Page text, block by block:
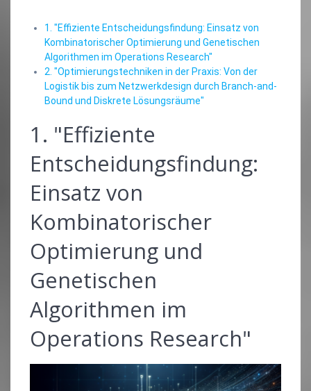
1. "Effiziente Entscheidungsfindung: Einsatz von
Kombinatorischer Optimierung und Genetischen
Algorithmen im Operations Research"
2. "Optimierungstechniken in der Praxis: Von der
Logistik bis zum Netzwerkdesign durch Branch-and-
Bound und Diskrete Lösungsräume"
1. "Effiziente
Entscheidungsfindung:
Einsatz von
Kombinatorischer
Optimierung und
Genetischen
Algorithmen im
Operations Research"